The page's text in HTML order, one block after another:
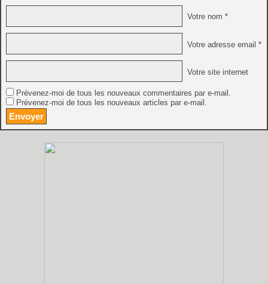
Votre nom *
Votre adresse email *
Votre site internet
Prévenez-moi de tous les nouveaux commentaires par e-mail.
Prévenez-moi de tous les nouveaux articles par e-mail.